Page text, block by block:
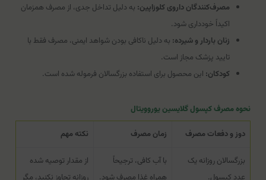
مصرف‌کنندگان داروی کلوزاپین: به دلیل تداخل جدی، از مصرف همزمان
اکیداً خودداری شود.
زنان باردار و شیرده: به دلیل ناکافی بودن شواهد ایمنی، مصرف فقط با
تایید پزشک مجاز است.
کودکان: این محصول برای استفاده بزرگسالان فرموله شده است.
نحوه مصرف کپسول گلایسین یوروویتال
دوز و دفعات مصرف
زمان مصرف نکته مهم
بزرگسالان روزانه یک
عدد کپسول.
با آب کافی، ترجیحاً
همراه غذا مصرف شود.
از مقدار توصیه شده
روزانه تجاوز نکنید، مگر